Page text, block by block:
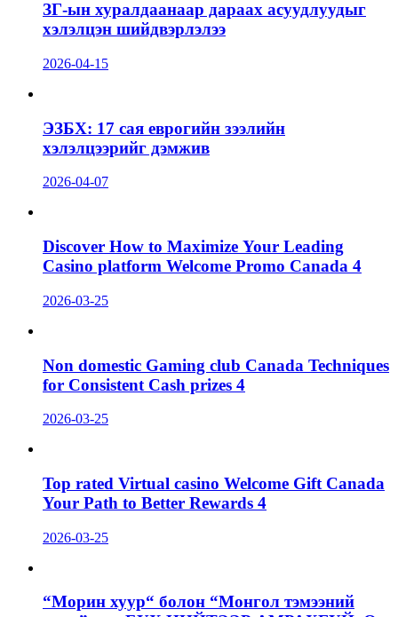
ЗГ-ын хуралдаанаар дараах асуудлуудыг
хэлэлцэн шийдвэрлэлээ
2026-04-15
ЭЗБХ: 17 сая еврогийн зээлийн
хэлэлцээрийг дэмжив
2026-04-07
Discover How to Maximize Your Leading
Casino platform Welcome Promo Canada 4
2026-03-25
Non domestic Gaming club Canada Techniques
for Consistent Cash prizes 4
2026-03-25
Top rated Virtual casino Welcome Gift Canada
Your Path to Better Rewards 4
2026-03-25
“Морин хуур“ болон “Монгол тэмээний